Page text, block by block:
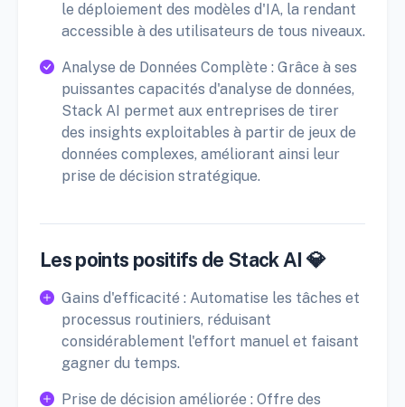
le déploiement des modèles d'IA, la rendant
accessible à des utilisateurs de tous niveaux.
Analyse de Données Complète : Grâce à ses
puissantes capacités d'analyse de données,
Stack AI permet aux entreprises de tirer
des insights exploitables à partir de jeux de
données complexes, améliorant ainsi leur
prise de décision stratégique.
Les points positifs de Stack AI 💎
Gains d'efficacité : Automatise les tâches et
processus routiniers, réduisant
considérablement l'effort manuel et faisant
gagner du temps.
Prise de décision améliorée : Offre des